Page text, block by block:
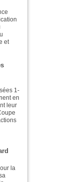
et
1-
en
leur
la